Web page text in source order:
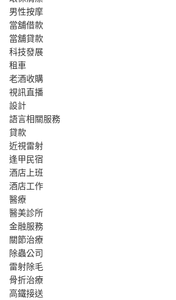
男性按摩
當舖借款
當舖貸款
科技發展
租車
老酒收購
視訊直播
設計
語言相關服務
貸款
近視雷射
逢甲民宿
酒店上班
酒店工作
醫療
醫美診所
金融服務
關節治療
除蟲公司
雷射除毛
骨折治療
高鐵接送